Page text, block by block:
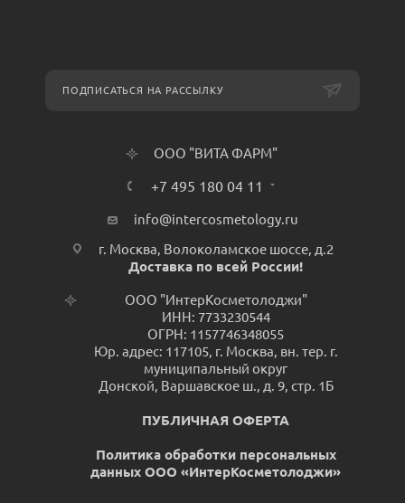
ПОДПИСАТЬСЯ НА РАССЫЛКУ
ООО "ВИТА ФАРМ"
+7 495 180 04 11
info@intercosmetology.ru
г. Москва, Волоколамское шоссе, д.2
Доставка по всей России!
ООО "ИнтерКосметолоджи"
ИНН: 7733230544
ОГРН: 1157746348055
Юр. адрес: 117105, г. Москва, вн. тер. г.
муниципальный округ
Донской, Варшавское ш., д. 9, стр. 1Б
ПУБЛИЧНАЯ ОФЕРТА
Политика обработки персональных
данных ООО «ИнтерКосметолоджи»